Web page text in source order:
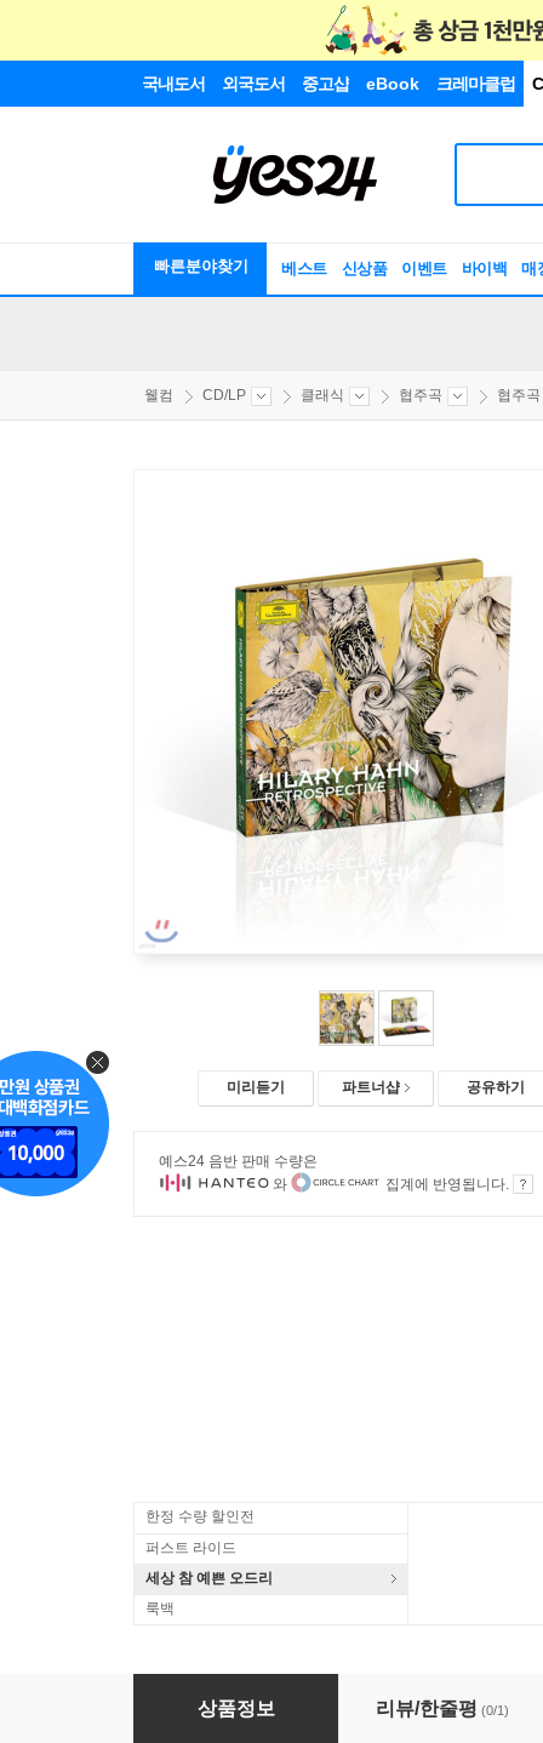
국내도서 외국도서 중고샵 eBook 크레마클럽
빠른분야찾기 베스트 신상품 이벤트 바이백 매
웰컴 CD/LP 클래식 협주곡 협주
미리듣기 파트너샵 공유하기
예스24 음반 판매 수량은
와
집계에 반영됩니다.
한정 수량 할인전
퍼스트 라이드
세상 참 예쁜 오드리
룩백
힐러리 한의 예술 - 베스트 앨범 (Hilary Hahn -
상품정보 리뷰/한줄평 (0/1)